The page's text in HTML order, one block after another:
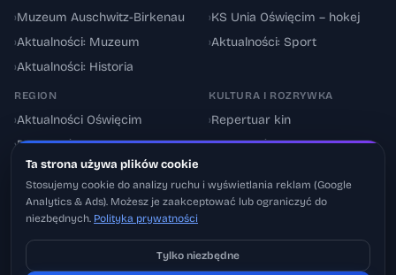
›Muzeum Auschwitz-Birkenau
›Aktualności: Muzeum
›Aktualności: Historia
›KS Unia Oświęcim – hokej
›Aktualności: Sport
REGION
›Aktualności Oświęcim
›Powiat oświęcimski
Utrudnienia drogowe
KULTURA I ROZRYWKA
›Repertuar kin
›Aktualności: Kultura
Ta strona używa plików cookie
Stosujemy cookie do analizy ruchu i wyświetlania reklam (Google
Analytics & Ads). Możesz je zaakceptować lub ograniczyć do
niezbędnych. Polityka prywatności
Tylko niezbędne
Pobierz na iOS